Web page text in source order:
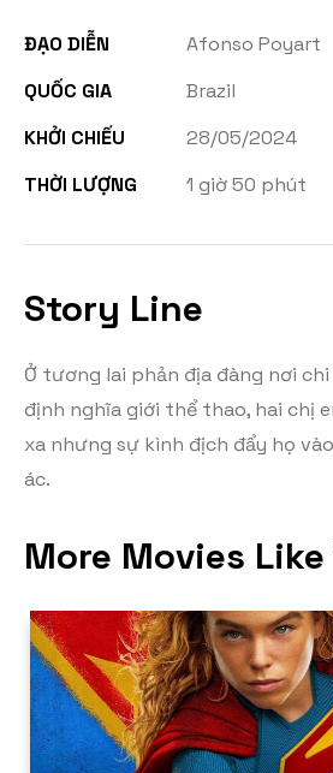
ĐẠO DIỄN
Afonso Poyart
QUỐC GIA
Brazil
KHỞI CHIẾU
28/05/2024
THỜI LƯỢNG
1 giờ 50 phút
Story Line
Ở tương lai phản địa đàng nơi
định nghĩa giới thể thao, hai chị
xa nhưng sự kình địch đẩy họ
ác.
More Movies